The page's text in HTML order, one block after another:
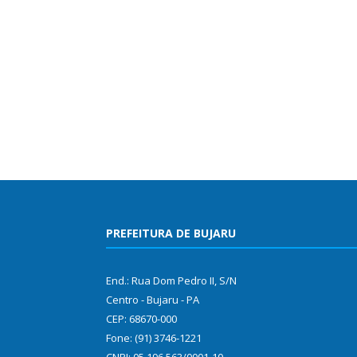
PREFEITURA DE BUJARU
End.: Rua Dom Pedro II, S/N
Centro - Bujaru - PA
CEP: 68670-000
Fone: (91) 3746-1221